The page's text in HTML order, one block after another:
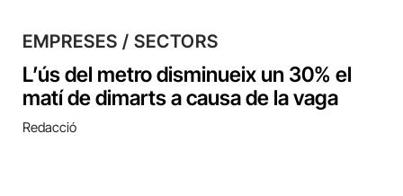
EMPRESES / SECTORS
L’ús del metro disminueix un 30% el
matí de dimarts a causa de la vaga
Redacció